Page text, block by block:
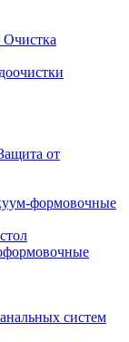
от
формовочные
систем